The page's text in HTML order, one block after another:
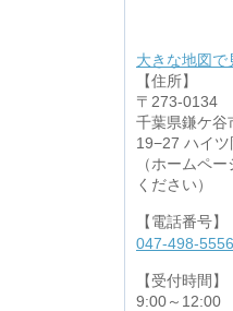
大きな地図で
【住所】
〒273-0134
千葉県鎌ケ谷
19−27 ハイツ
（ホームペ
ください）
【電話番号】
047-498-5556
【受付時間】
9:00～12:00